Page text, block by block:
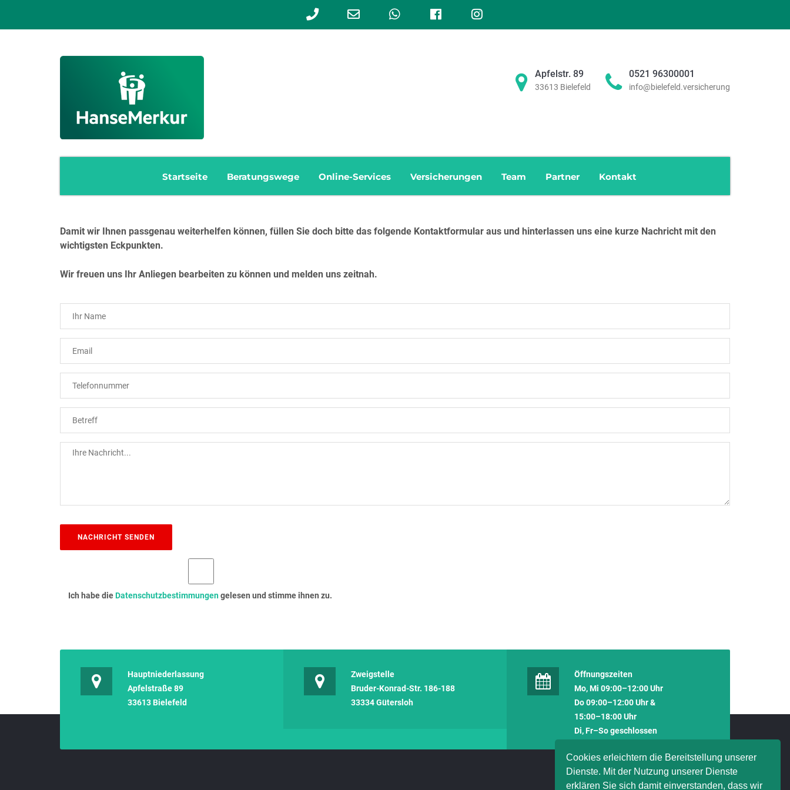
Cookies erleichtern die Bereitstellung unserer
Dienste. Mit der Nutzung unserer Dienste
erklären Sie sich damit einverstanden, dass wir
Apfelstr. 89
33613 Bielefeld
0521 96300001
info@bielefeld.versicherung
Startseite Beratungswege Online-Services Versicherungen Team Partner Kontakt
Damit wir Ihnen passgenau weiterhelfen können, füllen Sie doch bitte das folgende Kontaktformular aus und hinterlassen uns eine kurze Nachricht mit den
wichtigsten Eckpunkten.
Wir freuen uns Ihr Anliegen bearbeiten zu können und melden uns zeitnah.
Ich habe dieDatenschutzbestimmungengelesen und stimme ihnen zu.
Hauptniederlassung
Apfelstraße 89
33613 Bielefeld
Zweigstelle
Bruder-Konrad-Str. 186-188
33334 Gütersloh
Öffnungszeiten
Mo, Mi 09:00–12:00 Uhr
Do 09:00–12:00 Uhr &
15:00–18:00 Uhr
Di, Fr–So geschlossen
Phone
Email
WhatsAppFacebook